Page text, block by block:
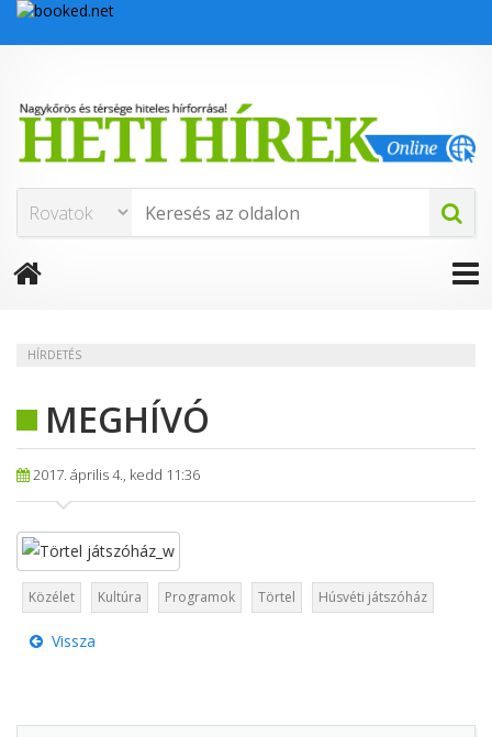
HÍRDETÉS
MEGHÍVÓ
2017. április 4., kedd 11:36
Közélet Kultúra Programok Törtel Húsvéti játszóház
Vissza